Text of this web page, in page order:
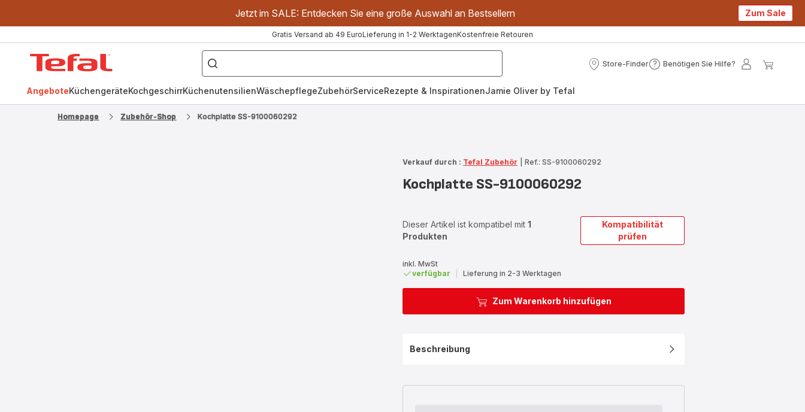
Jetzt im SALE: Entdecken Sie eine große Auswahl an Bestsellern Zum Sale
Gratis Versand ab 49 EuroLieferung in 1-2 WerktagenKostenfreie Retouren
["OptiGrill","Easy
Fry","Pfanne"]
Store-Finder
Store-
Benötigen Sie Hilfe?
Benötigen
Mein
AngeboteKüchengeräteKochgeschirrKüchenutensilienWäschepflegeZubehörServiceRezepte & InspirationenJamie Oliver by Tefal
Homepage Zubehör-Shop Kochplatte SS-9100060292
Verkauf durch : Tefal Zubehör Ref.: SS-9100060292
Kochplatte SS-9100060292
Dieser Artikel ist kompatibel mit 1
Produkten
Kompatibilität
prüfen
inkl. MwSt
verfügbar
Lieferung in 2-3 Werktagen
Zum Warenkorb hinzufügen
Beschreibung